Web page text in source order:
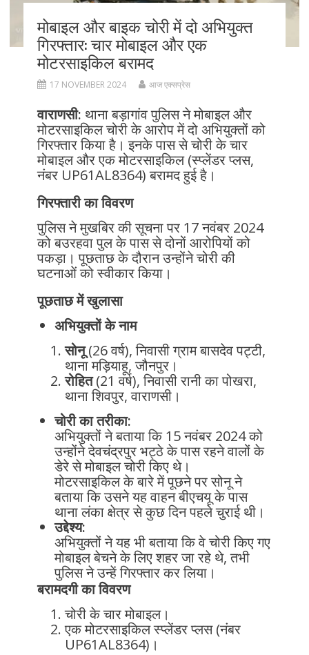
मोबाइल और बाइक चोरी में दो अभियुक्त
गिरफ्तार: चार मोबाइल और एक
मोटरसाइकिल बरामद
17 NOVEMBER 2024 आज एक्सप्रेस
वाराणसी: थाना बड़ागांव पुलिस ने मोबाइल और
मोटरसाइकिल चोरी के आरोप में दो अभियुक्तों को
गिरफ्तार किया है। इनके पास से चोरी के चार
मोबाइल और एक मोटरसाइकिल (स्प्लेंडर प्लस,
नंबर UP61AL8364) बरामद हुई है।
गिरफ्तारी का विवरण
पुलिस ने मुखबिर की सूचना पर 17 नवंबर 2024
को बउरहवा पुल के पास से दोनों आरोपियों को
पकड़ा। पूछताछ के दौरान उन्होंने चोरी की
घटनाओं को स्वीकार किया।
पूछताछ में खुलासा
अभियुक्तों के नाम
सोनू(26 वर्ष), निवासी ग्राम बासदेव पट्टी,
थाना मड़ियाहू, जौनपुर।
रोहित(21 वर्ष), निवासी रानी का पोखरा,
थाना शिवपुर, वाराणसी।
चोरी का तरीका:
अभियुक्तों ने बताया कि 15 नवंबर 2024 को
उन्होंने देवचंद्रपुर भट्ठे के पास रहने वालों के
डेरे से मोबाइल चोरी किए थे।
मोटरसाइकिल के बारे में पूछने पर सोनू ने
बताया कि उसने यह वाहन बीएचयू के पास
थाना लंका क्षेत्र से कुछ दिन पहले चुराई थी।
उद्देश्य:
अभियुक्तों ने यह भी बताया कि वे चोरी किए गए
मोबाइल बेचने के लिए शहर जा रहे थे, तभी
पुलिस ने उन्हें गिरफ्तार कर लिया।
बरामदगी का विवरण
चोरी के चार मोबाइल।
एक मोटरसाइकिल स्प्लेंडर प्लस (नंबर
UP61AL8364)।